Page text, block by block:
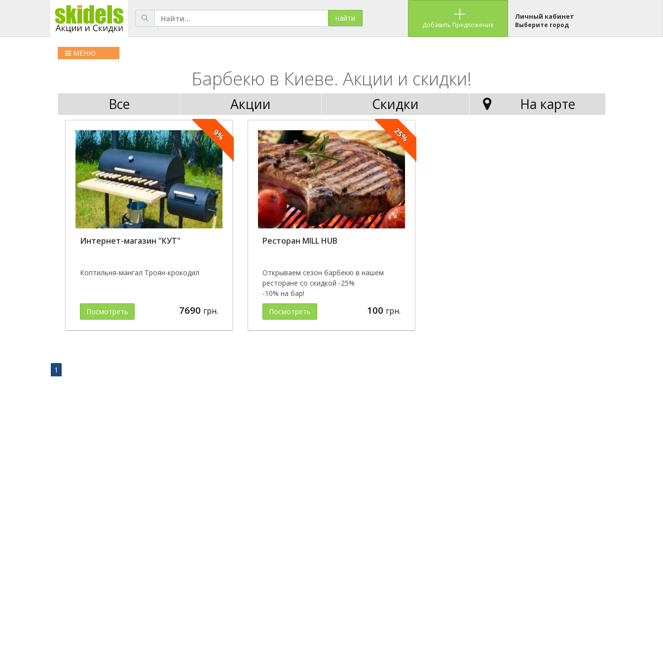
Добавить Предложение
Личный кабинет
Выберите город
МЕНЮ
Барбекю в Киеве. Акции и скидки!
Все Акции Скидки На карте
9%
Интернет-магазин "КУТ"
Коптильня-мангал Троян-крокодил
Посмотреть 7690 грн.
25%
Ресторан MILL HUB
Открываем сезон барбекю в нашем
ресторане со скидкой -25%
-10% на бар!
Посмотреть
100 грн.
1